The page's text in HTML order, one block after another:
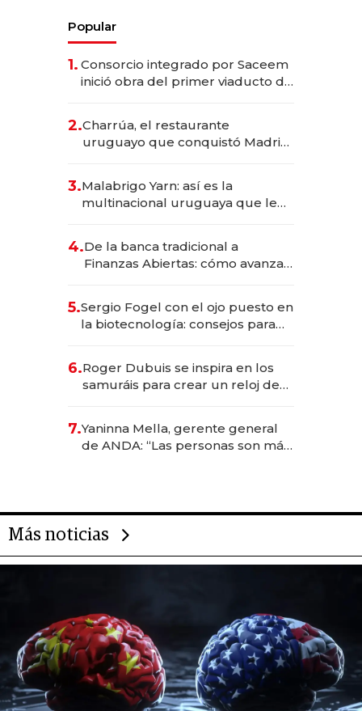
Popular
1. Consorcio integrado por Saceem
inició obra del primer viaducto de
millones
2.Charrúa, el restaurante
uruguayo que conquistó Madrid:
anticipación y prepara apertura
3.Malabrigo Yarn: así es la
multinacional uruguaya que le
4.De la banca tradicional a
Finanzas Abiertas: cómo avanza
5.Sergio Fogel con el ojo puesto en
la biotecnología: consejos para
6.Roger Dubuis se inspira en los
samuráis para crear un reloj de
7.Yaninna Mella, gerente general
de ANDA: “Las personas son más
Más noticias